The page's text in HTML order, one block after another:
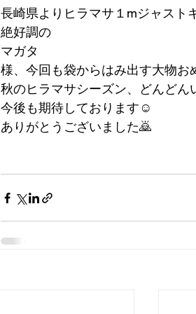
長崎県よりヒラマサ１mジャスト
絶好調の
マガタ
様、今回も袋からはみ出す大物お
秋のヒラマサシーズン、どんどん
今後も期待しております☺️
ありがとうございました🙇